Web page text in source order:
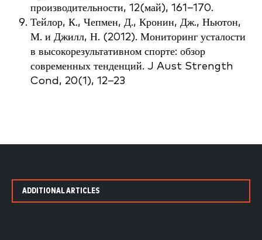
производительности, 12(май), 161–170.
Тейлор, К., Чепмен, Д., Кронин, Дж., Ньютон,
М. и Джилл, Н. (2012). Мониторинг усталости
в высокорезультативном спорте: обзор
современных тенденций. J Aust Strength
Cond, 20(1), 12–23
ADDITIONAL ARTICLES